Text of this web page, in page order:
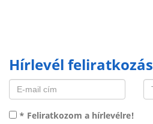
Hírlevél feliratkozás
* Feliratkozom a hírlevélre!